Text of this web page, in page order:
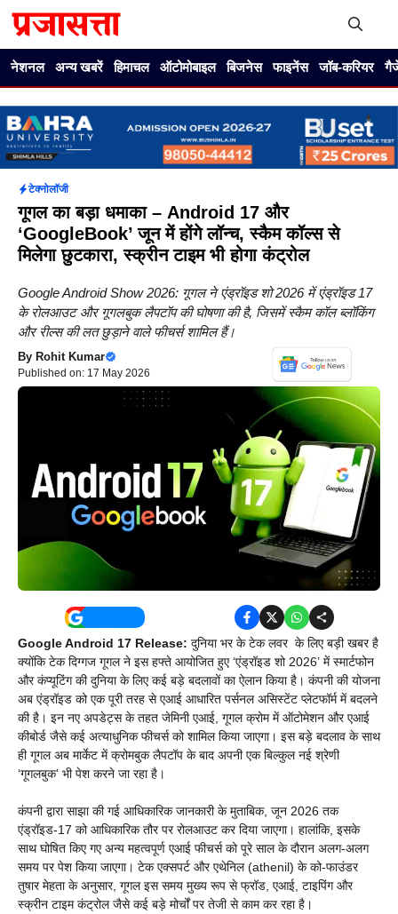
नेशनल अन्य खबरें हिमाचल ऑटोमोबाइल बिजनेस फाइनेंस जॉब-करियर
टेक्नोलॉजी
गूगल का बड़ा धमाका – Android 17 और
‘GoogleBook’ जून में होंगे लॉन्च, स्कैम कॉल्स से
मिलेगा छुटकारा, स्क्रीन टाइम भी होगा कंट्रोल
Google Android Show 2026: गूगल ने एंड्रॉइड शो 2026 में एंड्रॉइड 17
के रोलआउट और गूगलबुक लैपटॉप की घोषणा की है, जिसमें स्कैम कॉल ब्लॉकिंग
और रील्स की लत छुड़ाने वाले फीचर्स शामिल हैं।
By Rohit Kumar
Published on: 17 May 2026
Google Android 17 Release: दुनिया भर के टेक लवर के लिए बड़ी खबर है
क्योंकि टेक दिग्गज गूगल ने इस हफ्ते आयोजित हुए ‘एंड्रॉइड शो 2026’ में स्मार्टफोन
और कंप्यूटिंग की दुनिया के लिए कई बड़े बदलावों का ऐलान किया है। कंपनी की योजना
अब एंड्रॉइड को एक पूरी तरह से एआई आधारित पर्सनल असिस्टेंट प्लेटफॉर्म में बदलने
की है। इन नए अपडेट्स के तहत जेमिनी एआई, गूगल क्रोम में ऑटोमेशन और एआई
कीबोर्ड जैसे कई अत्याधुनिक फीचर्स को शामिल किया जाएगा। इस बड़े बदलाव के साथ
ही गूगल अब मार्केट में क्रोमबुक लैपटॉप के बाद अपनी एक बिल्कुल नई श्रेणी
‘गूगलबुक’ भी पेश करने जा रहा है।
कंपनी द्वारा साझा की गई आधिकारिक जानकारी के मुताबिक, जून 2026 तक
एंड्रॉइड-17 को आधिकारिक तौर पर रोलआउट कर दिया जाएगा। हालांकि, इसके
साथ घोषित किए गए अन्य महत्वपूर्ण एआई फीचर्स को पूरे साल के दौरान अलग-अलग
समय पर पेश किया जाएगा। टेक एक्सपर्ट और एथेनिल (athenil) के को-फाउंडर
तुषार मेहता के अनुसार, गूगल इस समय मुख्य रूप से फ्रॉड, एआई, टाइपिंग और
स्क्रीन टाइम कंट्रोल जैसे कई बड़े मोर्चों पर तेजी से काम कर रहा है।